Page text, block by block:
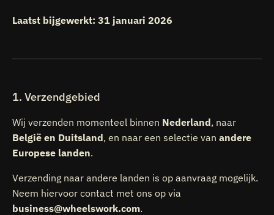
Laatst bijgewerkt: 31 januari 2026
1. Verzendgebied
Wij verzenden momenteel binnen Nederland, naar
België en Duitsland, en naar een selectie van andere
Europese landen.
Verzending naar andere landen is op aanvraag mogelijk.
Neem hiervoor contact met ons op via
business@wheelswork.com.